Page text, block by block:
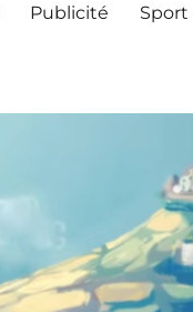
Publicité Sport